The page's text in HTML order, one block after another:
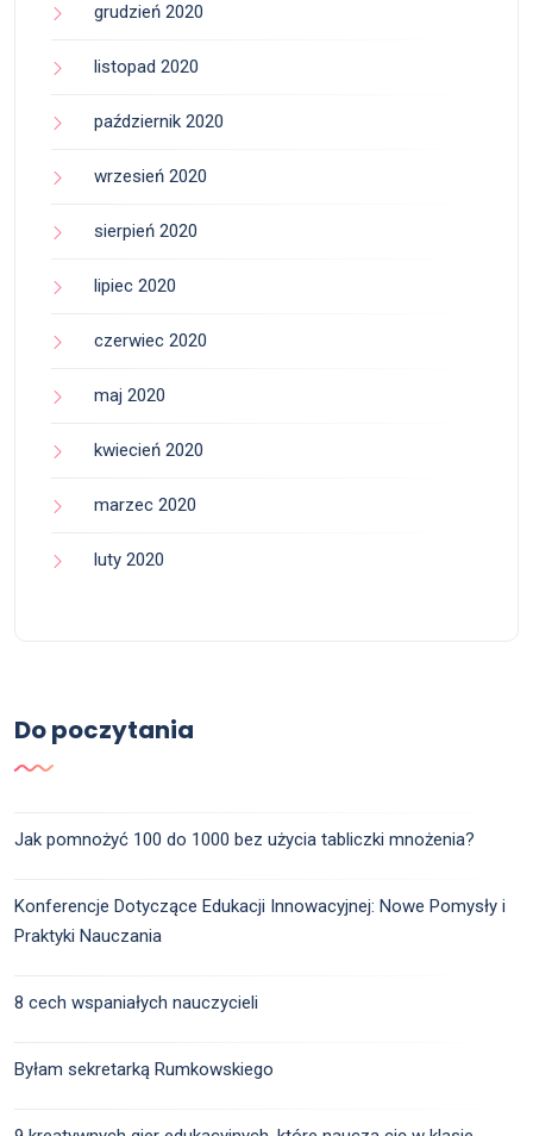
grudzień 2020
listopad 2020
październik 2020
wrzesień 2020
sierpień 2020
lipiec 2020
czerwiec 2020
maj 2020
kwiecień 2020
marzec 2020
luty 2020
Do poczytania
Jak pomnożyć 100 do 1000 bez użycia tabliczki mnożenia?
Konferencje Dotyczące Edukacji Innowacyjnej: Nowe Pomysły i
Praktyki Nauczania
8 cech wspaniałych nauczycieli
Byłam sekretarką Rumkowskiego